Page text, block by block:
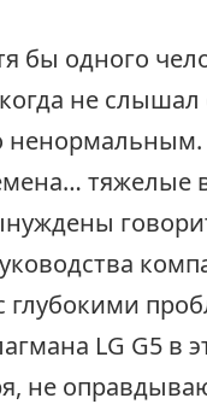
бы одного
не слышал
ненормальным.
тяжелые
глубокими
LG G5 в
не